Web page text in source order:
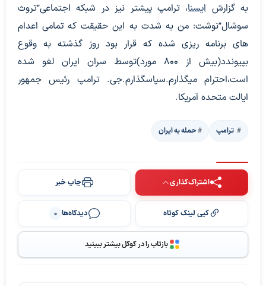
به گزارش ایسنا، ترامپ پیشتر نیز در شبکه اجتماعی”تروث
سوشال”نوشت: من به شدت به این حقیقت که تمامی اعدام
های برنامه ریزی شده که قرار بود روز گذشته به وقوع
بپیوندد(بیش از 800 مورد)توسط سران ایران لغو شده
است،احترام میگذارم.سپاسگذارم.جی. ترامپ رئیس جمهور
ایالت متحده آمریکا.
‍‍‍ ترامپ حمله به ایران
اشتراک‌گذاری چاپ خبر
کپی لینک کوتاه دیدگاه‌ها 0
بازتاب را در گوگل بیشتر ببینید